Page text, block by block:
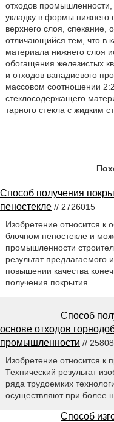
отходов
укладку в формы нижнего
верхнего слоя, спекание,
отличающийся тем, что в
материала нижнего слоя
обогащения железистых
и отходов ванадиевого
массовом соотношении
стеклосодержащего
тарного стекла с жидким
Способ получения
пеностекле // 2726015
Изобретение относится к
блочном пеностекле и
промышленности
результат предлагаемого
повышении качества
получения покрытия.
Способ
основе отходов
промышленности //
Изобретение относится к
Технический результат
ряда трудоемких
осуществляют при более
Способ